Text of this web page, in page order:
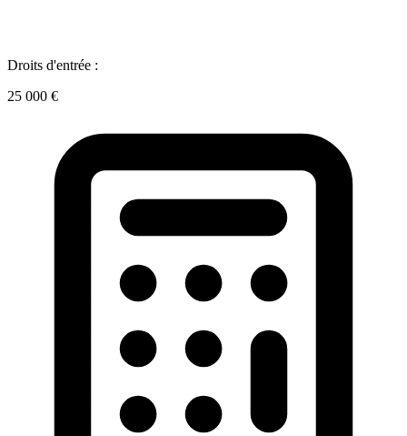
Droits d'entrée :
25 000 €